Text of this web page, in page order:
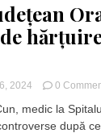
2024 0
medic la
după